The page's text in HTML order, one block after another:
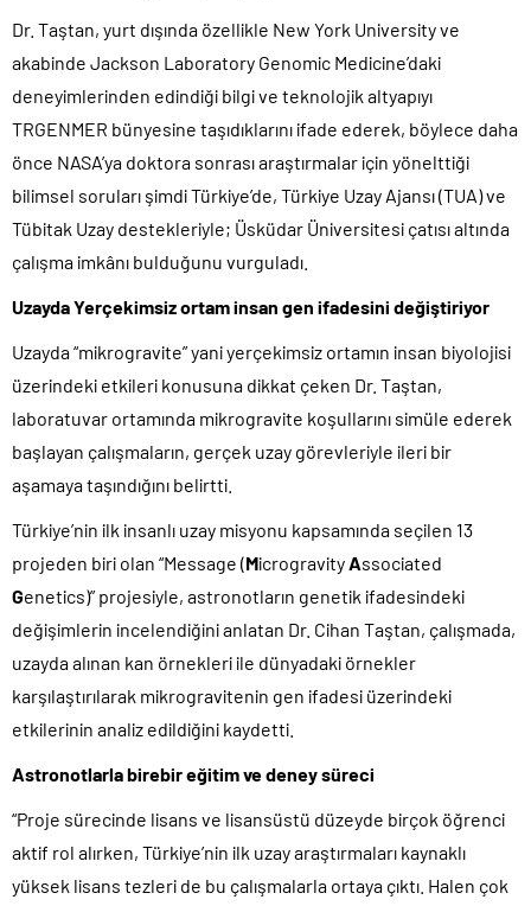
Dr. Taştan, yurt dışında özellikle New York University ve
akabinde Jackson Laboratory Genomic Medicine’daki
deneyimlerinden edindiği bilgi ve teknolojik altyapıyı
TRGENMER bünyesine taşıdıklarını ifade ederek, böylece daha
önce NASA’ya doktora sonrası araştırmalar için yönelttiği
bilimsel soruları şimdi Türkiye’de, Türkiye Uzay Ajansı (TUA) ve
Tübitak Uzay destekleriyle; Üsküdar Üniversitesi çatısı altında
çalışma imkânı bulduğunu vurguladı.
Uzayda Yerçekimsiz ortam insan gen ifadesini değiştiriyor
Uzayda “mikrogravite” yani yerçekimsiz ortamın insan biyolojisi
üzerindeki etkileri konusuna dikkat çeken Dr. Taştan,
laboratuvar ortamında mikrogravite koşullarını simüle ederek
başlayan çalışmaların, gerçek uzay görevleriyle ileri bir
aşamaya taşındığını belirtti.
Türkiye’nin ilk insanlı uzay misyonu kapsamında seçilen 13
projeden biri olan “Message (MicrogravityAssociated
Genetics)” projesiyle, astronotların genetik ifadesindeki
değişimlerin incelendiğini anlatan Dr. Cihan Taştan, çalışmada,
uzayda alınan kan örnekleri ile dünyadaki örnekler
karşılaştırılarak mikrogravitenin gen ifadesi üzerindeki
etkilerinin analiz edildiğini kaydetti.
Astronotlarla birebir eğitim ve deney süreci
“Proje sürecinde lisans ve lisansüstü düzeyde birçok öğrenci
aktif rol alırken, Türkiye’nin ilk uzay araştırmaları kaynaklı
yüksek lisans tezleri de bu çalışmalarla ortaya çıktı. Halen çok